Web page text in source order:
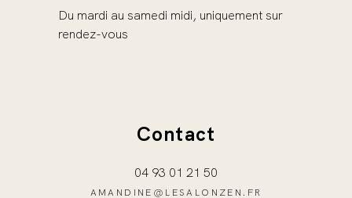
Du mardi au samedi midi, uniquement sur
rendez-vous
Contact
04 93 01 21 50
AMANDINE@LESALONZEN.FR